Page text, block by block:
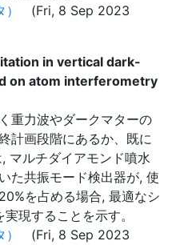
(Fri, 8 Sep 2023
in vertical dark-
on atom interferometry
重力波やダークマターの
計画段階にあるか、既に
マルチダイアモンド噴水
た共振モード検出器が, 使
を占める場合, 最適なシ
現することを示す。
(Fri, 8 Sep 2023